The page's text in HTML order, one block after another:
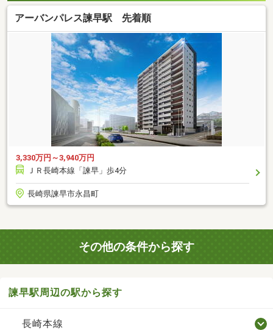
アーバンパレス諫早駅 先着順
3,330万円～3,940万円
ＪＲ長崎本線「諫早」歩4分
長崎県諫早市永昌町
その他の条件から探す
諫早駅周辺の駅から探す
長崎本線